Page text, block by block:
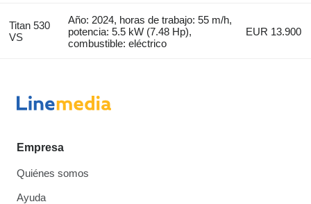
Titan 530
VS
Año: 2024, horas de trabajo: 55 m/h,
potencia: 5.5 kW (7.48 Hp),
combustible: eléctrico
EUR 13.900
Empresa
Quiénes somos
Ayuda